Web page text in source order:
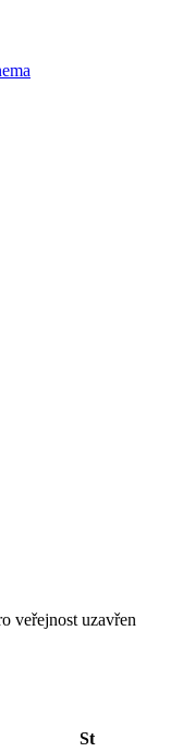
veřejnost uzavřen
St